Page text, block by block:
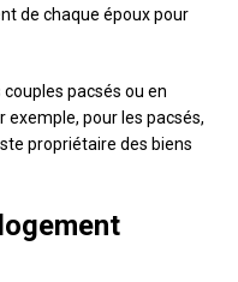
de chaque époux pour
pacsés ou en
pour les pacsés,
propriétaire des biens